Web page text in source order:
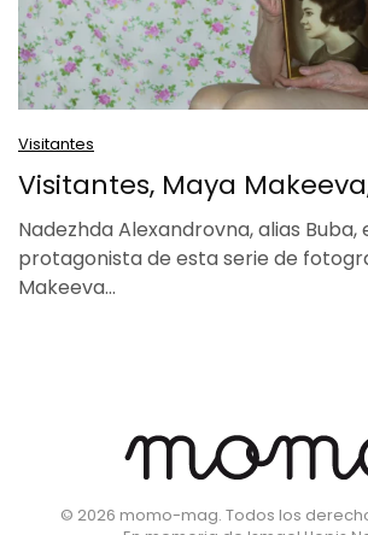
Visitantes
Visitantes, Maya
Nadezhda Alexandrovna, alias Buba,
protagonista de esta serie de
Makeeva…
© 2026 momo-mag. Todos los